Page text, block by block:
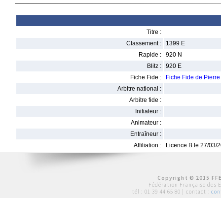
Titre :
Classement :
1399 E
Rapide :
920 N
Blitz :
920 E
Fiche Fide :
Fiche Fide de
Arbitre national :
Arbitre fide :
Initiateur :
Animateur :
Entraîneur :
Affiliation :
Licence B le 27/03/
Copyright © 2015
Fédération Française des
tél : 01 39 44 65 80 | contact :